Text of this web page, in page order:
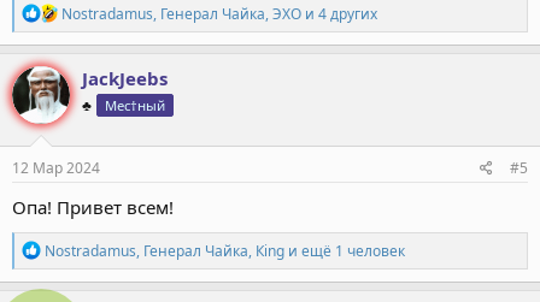
Р
е
а
к
ц
и
и
:
Nostradamus, Генерал Чайка,ЭХО и 4 других
JackJeebs
♣️ Мес†ный
12 Мар 2024 #5
Опа! Привет всем!
Р
е
а
Nostradamus, Генерал Чайка, Кing и ещё 1 человек